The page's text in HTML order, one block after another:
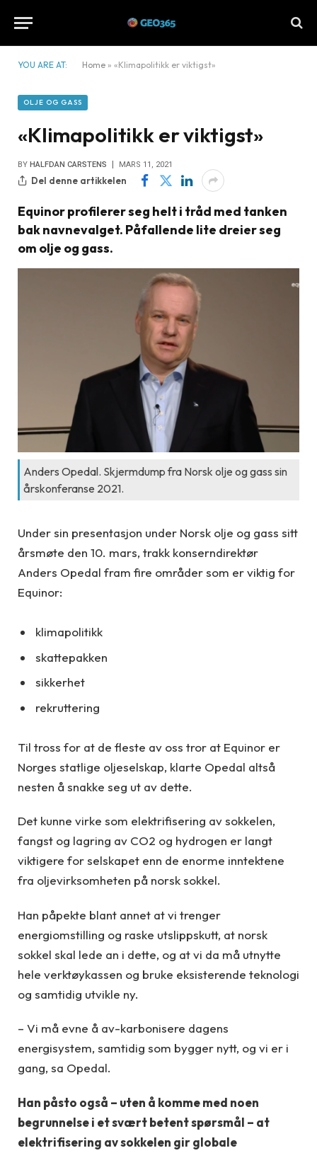
YOU ARE AT: Home » «Klimapolitikk er viktigst»
OLJE OG GASS
«Klimapolitikk er viktigst»
BY HALFDAN CARSTENS MARS 11, 2021
Del denne artikkelen
Equinor profilerer seg helt i tråd med tanken
bak navnevalget. Påfallende lite dreier seg
om olje og gass.
Anders Opedal. Skjermdump fra Norsk olje og gass sin
årskonferanse 2021.
Under sin presentasjon under Norsk olje og gass sitt
årsmøte den 10. mars, trakk konserndirektør
Anders Opedal fram fire områder som er viktig for
Equinor:
klimapolitikk
skattepakken
sikkerhet
rekruttering
Til tross for at de fleste av oss tror at Equinor er
Norges statlige oljeselskap, klarte Opedal altså
nesten å snakke seg ut av dette.
Det kunne virke som elektrifisering av sokkelen,
fangst og lagring av CO2 og hydrogen er langt
viktigere for selskapet enn de enorme inntektene
fra oljevirksomheten på norsk sokkel.
Han påpekte blant annet at vi trenger
energiomstilling og raske utslippskutt, at norsk
sokkel skal lede an i dette, og at vi da må utnytte
hele verktøykassen og bruke eksisterende teknologi
og samtidig utvikle ny.
– Vi må evne å av-karbonisere dagens
energisystem, samtidig som bygger nytt, og vi er i
gang, sa Opedal.
Han påsto også – uten å komme med noen
begrunnelse i et svært betent spørsmål – at
elektrifisering av sokkelen gir globale